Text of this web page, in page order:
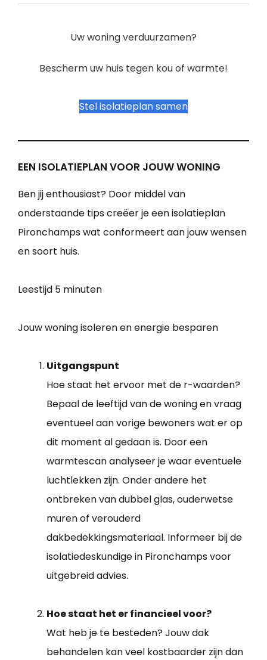
Uw woning verduurzamen?
Bescherm uw huis tegen kou of warmte!
Stel isolatieplan samen
EEN ISOLATIEPLAN VOOR JOUW WONING
Ben jij enthousiast? Door middel van
onderstaande tips creëer je een isolatieplan
Pironchamps wat conformeert aan jouw wensen
en soort huis.
Leestijd 5 minuten
Jouw woning isoleren en energie besparen
Uitgangspunt
Hoe staat het ervoor met de r-waarden?
Bepaal de leeftijd van de woning en vraag
eventueel aan vorige bewoners wat er op
dit moment al gedaan is. Door een
warmtescan analyseer je waar eventuele
luchtlekken zijn. Onder andere het
ontbreken van dubbel glas, ouderwetse
muren of verouderd
dakbedekkingsmateriaal. Informeer bij de
isolatiedeskundige in Pironchamps voor
uitgebreid advies.
Hoe staat het er financieel voor?
Wat heb je te besteden? Jouw dak
behandelen kan veel kostbaarder zijn dan